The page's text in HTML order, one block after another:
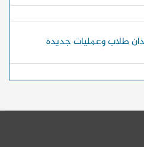
طلاب وعمليات جديدة